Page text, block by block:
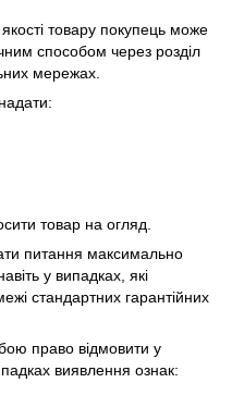
товару покупець може
способом через розділ
мережах.
товар на огляд.
питання максимально
у випадках, які
стандартних гарантійних
право відмовити у
виявлення ознак: